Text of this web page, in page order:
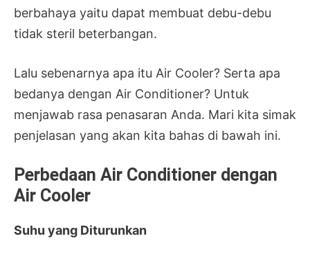
berbahaya yaitu dapat membuat debu-debu
tidak steril beterbangan.
Lalu sebenarnya apa itu Air Cooler? Serta apa
bedanya dengan Air Conditioner? Untuk
menjawab rasa penasaran Anda. Mari kita simak
penjelasan yang akan kita bahas di bawah ini.
Perbedaan Air Conditioner dengan
Air Cooler
Suhu yang Diturunkan